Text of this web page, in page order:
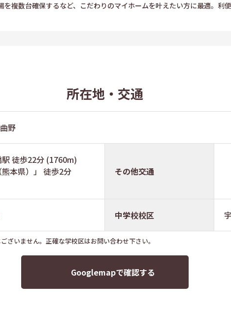
複数台確保するなど、こだわりのマイホームを叶えたい方に最適。利
所在地・交通
曲野
徒歩22分 (1760m)
本県）」 徒歩2分
その他交通
中学校校区
いません。正確な学校区はお問い合わせ下さい。
Googlemapで確認する